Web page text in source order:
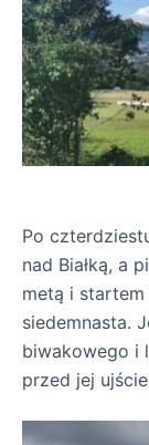
Po
nad Białką, a
metą i
siedemnasta.
biwakowego i
przed jej